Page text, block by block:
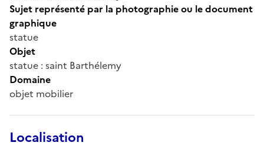
Sujet représenté par la photographie ou le document
graphique
statue
Objet
statue : saint Barthélemy
Domaine
objet mobilier
Localisation